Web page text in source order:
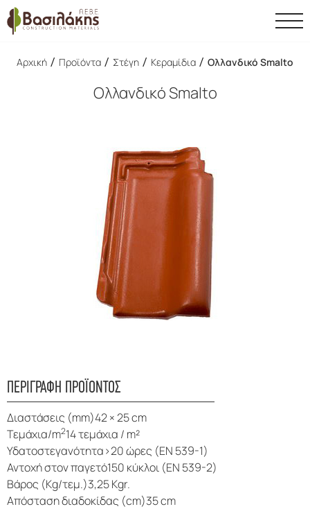
Αρχική / Προϊόντα / Στέγη / Κεραμίδια / Ολλανδικό Smalto
Ολλανδικό Smalto
ΠΕΡΙΓΡΑΦΗ ΠΡΟΪΟΝΤΟΣ
Διαστάσεις (mm)42 × 25 cm
Τεμάχια/m214 τεμάχια / m²
Υδατοστεγανότητα>20 ώρες (EN 539-1)
Αντοχή στον παγετό150 κύκλοι (EN 539-2)
Βάρος (Kg/τεμ.)3,25 Kgr.
Απόσταση διαδοκίδας (cm)35 cm